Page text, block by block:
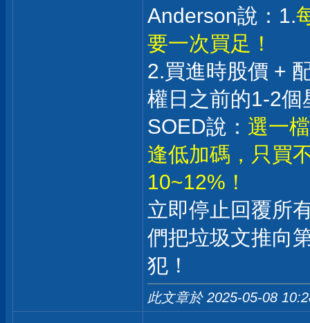
Anderson說：1.
要一次買足！
2.買進時股價 +
權日之前的1-2個
SOED說： 選一
逢低加碼，只買
10~12%！
立即停止回覆所
們把垃圾文推向
犯！
此文章於 2025-05-08